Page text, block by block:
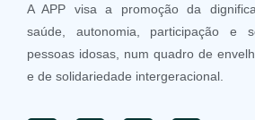
A APP visa a promoção da
saúde, autonomia, participação e
pessoas idosas, num quadro de
e de solidariedade intergeracional.